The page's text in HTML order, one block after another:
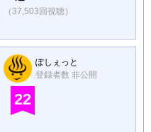
（37,503回視聴）
ぽしぇっと
登録者数 非公開
22